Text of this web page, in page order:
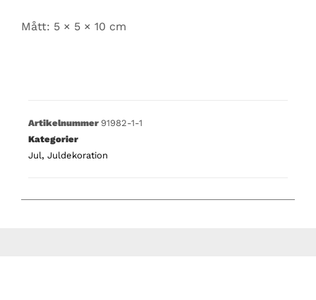
Mått: 5 × 5 × 10 cm
Artikelnummer 91982-1-1
Kategorier
Jul, Juldekoration